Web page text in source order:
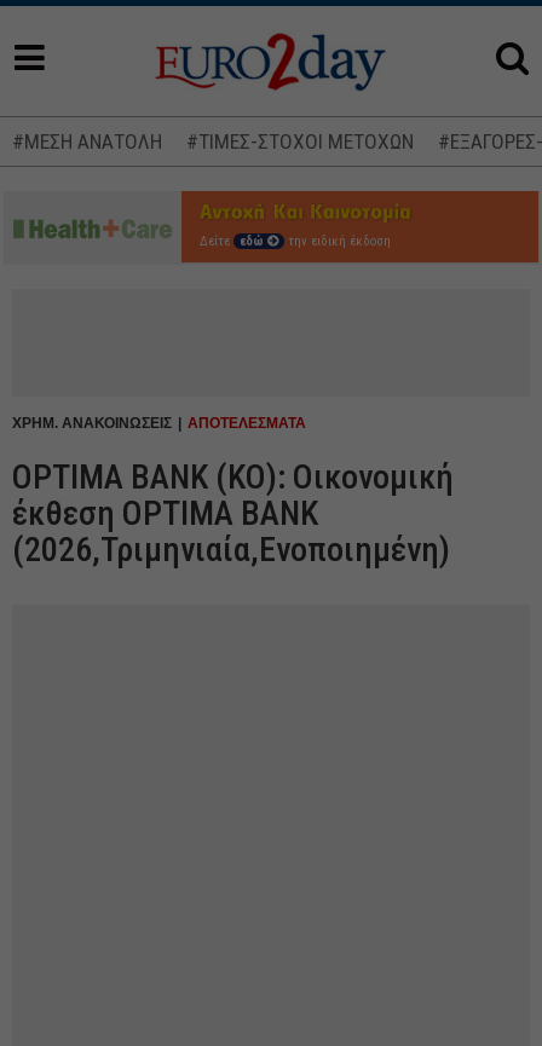
#ΜΕΣΗ ΑΝΑΤΟΛΗ #ΤΙΜΕΣ-ΣΤΟΧΟΙ ΜΕΤΟΧΩΝ
Δείτε εδώ την ειδική έκδοση
ΧΡΗΜ. ΑΝΑΚΟΙΝΩΣΕΙΣ ΑΠΟΤΕΛΕΣΜΑΤΑ
OPTIMA BANK (ΚΟ): Οικονομική
έκθεση OPTIMA BANK
(2026,Τριμηνιαία,Ενοποιημένη)